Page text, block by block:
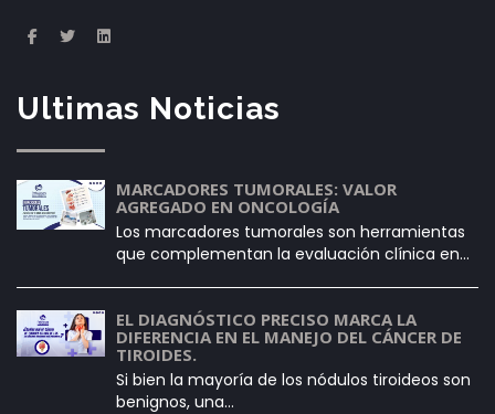
Ultimas Noticias
MARCADORES TUMORALES: VALOR
AGREGADO EN ONCOLOGÍA
Los marcadores tumorales son herramientas
que complementan la evaluación clínica en…
EL DIAGNÓSTICO PRECISO MARCA LA
DIFERENCIA EN EL MANEJO DEL CÁNCER DE
TIROIDES.
Si bien la mayoría de los nódulos tiroideos son
benignos, una…